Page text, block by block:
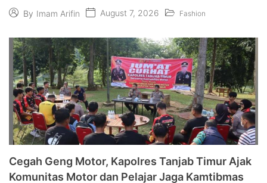
By Imam Arifin August 7, 2026 Fashion
Cegah Geng Motor, Kapolres Tanjab Timur Ajak
Komunitas Motor dan Pelajar Jaga Kamtibmas